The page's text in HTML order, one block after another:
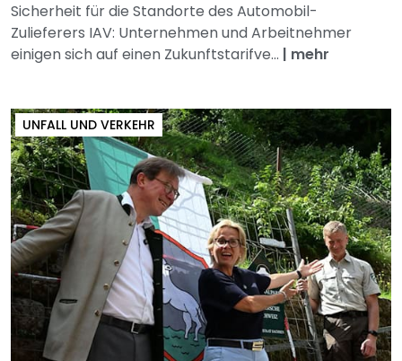
Sicherheit für die Standorte des Automobil-
Zulieferers IAV: Unternehmen und Arbeitnehmer
einigen sich auf einen Zukunftstarifve... | mehr
UNFALL UND VERKEHR